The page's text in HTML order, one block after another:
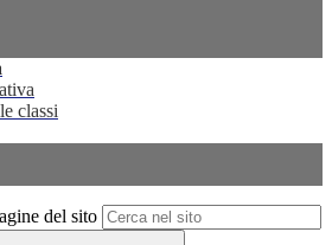
classi
del sito